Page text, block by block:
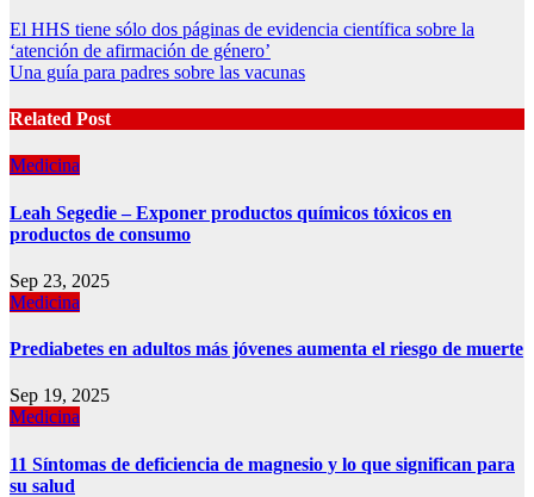
Post
navigation
El HHS tiene sólo dos páginas de evidencia científica sobre la
‘atención de afirmación de género’
Una guía para padres sobre las vacunas
Related Post
Medicina
Leah Segedie – Exponer productos químicos tóxicos en
productos de consumo
Sep 23, 2025
Medicina
Prediabetes en adultos más jóvenes aumenta el riesgo de muerte
Sep 19, 2025
Medicina
11 Síntomas de deficiencia de magnesio y lo que significan para
su salud